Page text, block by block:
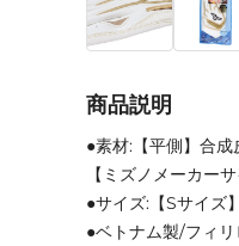
商品説明
●素材:【平側】合
【ミズノメーカー
●サイズ:【Sサイ
●ベトナム製/フィリ